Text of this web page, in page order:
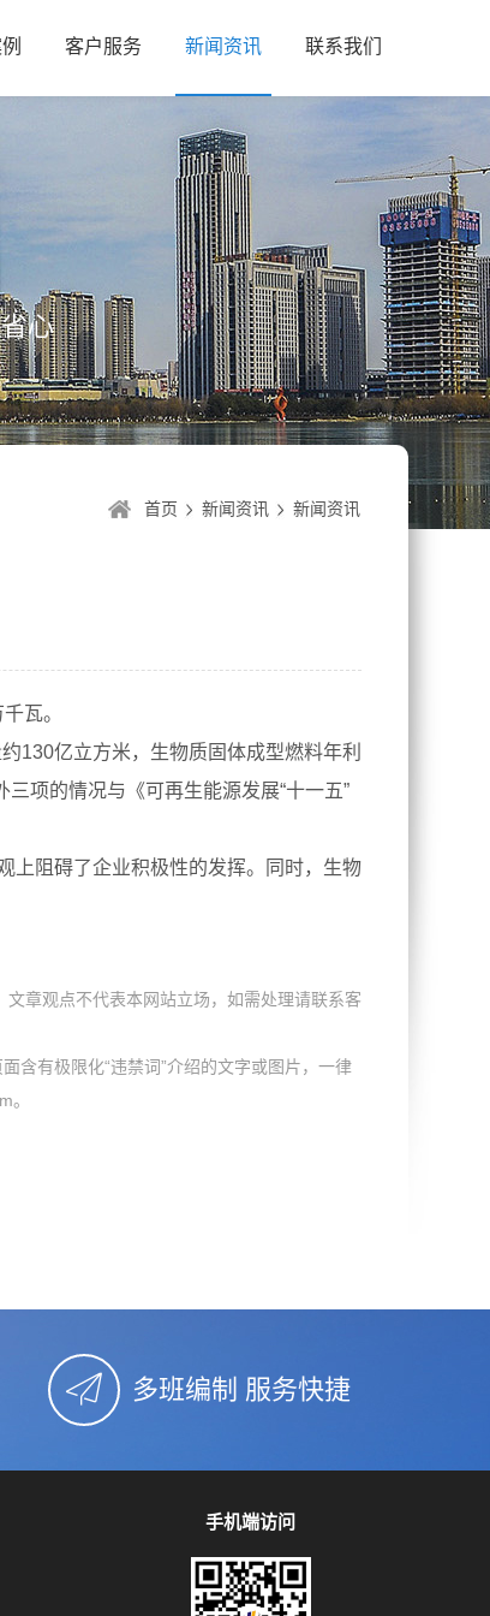
客户服务 新闻资讯 联系我们
心
首页 新闻资讯 新闻资讯
瓦。
130亿立方米，生物质固体成型燃料年利
项的情况与《可再生能源发展“十一五”
上阻碍了企业积极性的发挥。同时，生物
章观点不代表本网站立场，如需处理请联系客
含有极限化“违禁词”介绍的文字或图片，一律
。
多班编制 服务快捷
手机端访问